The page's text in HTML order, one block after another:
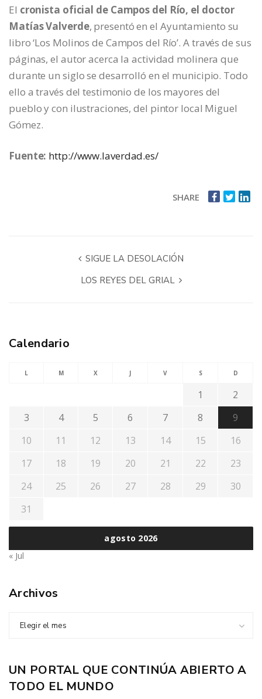
El cronista oficial de Campos del Río, el doctor
Matías Valverde, presentó en el Ayuntamiento su
libro ‘Los Molinos de Campos del Río’. A través de sus
páginas, el autor acerca la actividad molinera que
durante un siglo se desarrolló en el municipio. Todo
ello a través del testimonio de los mayores del
pueblo y con ilustraciones, del pintor local Miguel
Gómez.
Fuente: http://www.laverdad.es/
SHARE
SIGUE LA DESOLACIÓN
LOS REYES DEL GRIAL
Calendario
agosto 2026
L M X J V S D
1
2
3
4 5 6 7 8
9
10
11 12 13 14 15
16
17
18 19 20 21 22
23
24
25 26 27 28 29
30
31
« Jul
Archivos
Elegir el mes
UN PORTAL QUE CONTINÚA ABIERTO A
TODO EL MUNDO